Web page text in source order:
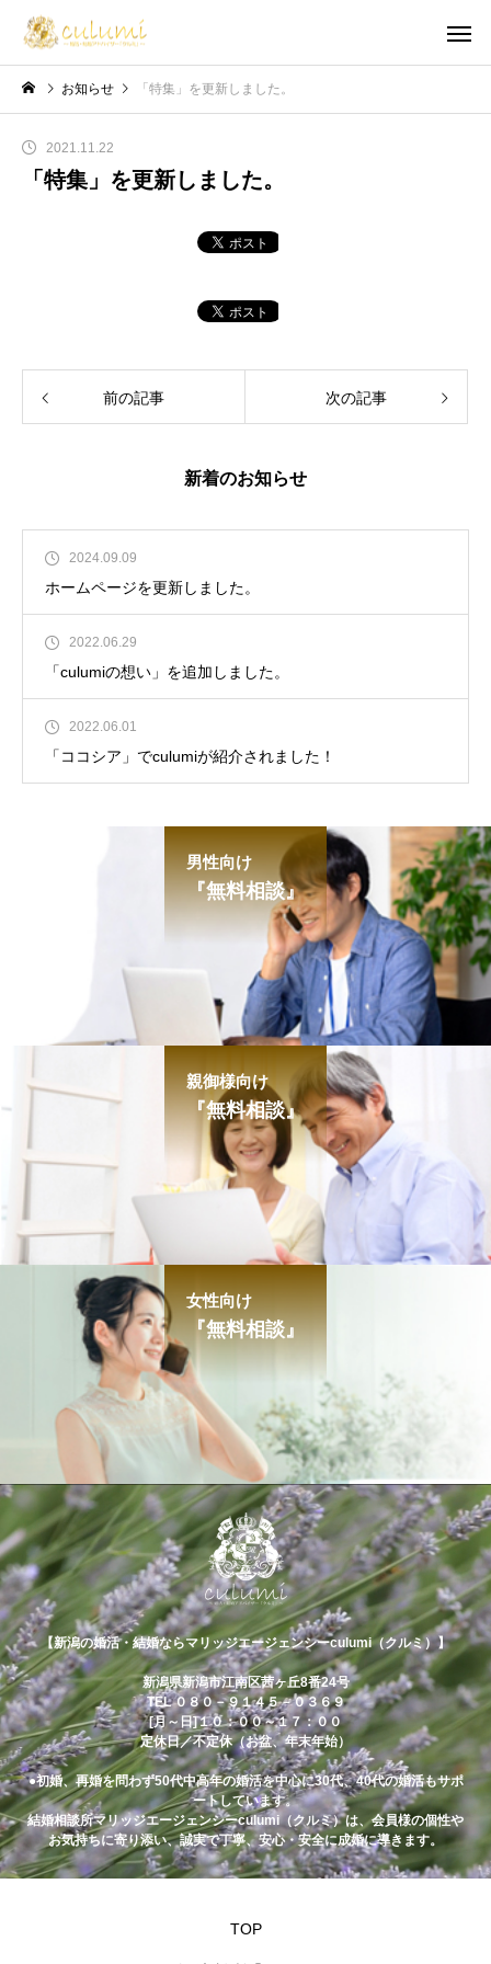
お知らせ 「特集」を更新しました。
「特集」を更新しました。
2021.11.22
前の記事 次の記事
新着のお知らせ
2024.09.09
ホームページを更新しました。
2022.06.29
「culumiの想い」を追加しました。
2022.06.01
「ココシア」でculumiが紹介されました！
男性向け
『無料相談』
親御様向け
『無料相談』
女性向け
『無料相談』
【新潟の婚活・結婚ならマリッジエージェンシーculumi（クルミ）】
新潟県新潟市江南区茜ヶ丘8番24号
TEL ０８０－９１４５－０３６９
[月～日]１０：００～１７：００
定休日／不定休（お盆、年末年始）
●初婚、再婚を問わず50代中高年の婚活を中心に30代、40代の婚活もサポ
ートしています。
結婚相談所マリッジエージェンシーculumi（クルミ）は、会員様の個性や
お気持ちに寄り添い、誠実で丁寧、安心・安全に成婚に導きます。
TOP